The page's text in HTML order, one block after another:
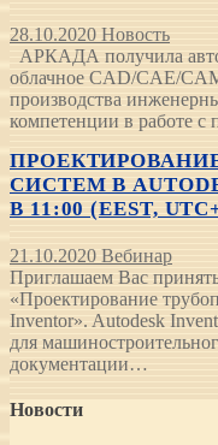
28.10.2020 Новость
АРКАДА получила
облачное CAD/CAE/
производства
компетенции в работе
СИСТЕМ В
В 11:00 (EEST,
21.10.2020 Вебинар
Приглашаем Вас
«Проектирование
Inventor». Autodesk
для
документации…
Новости